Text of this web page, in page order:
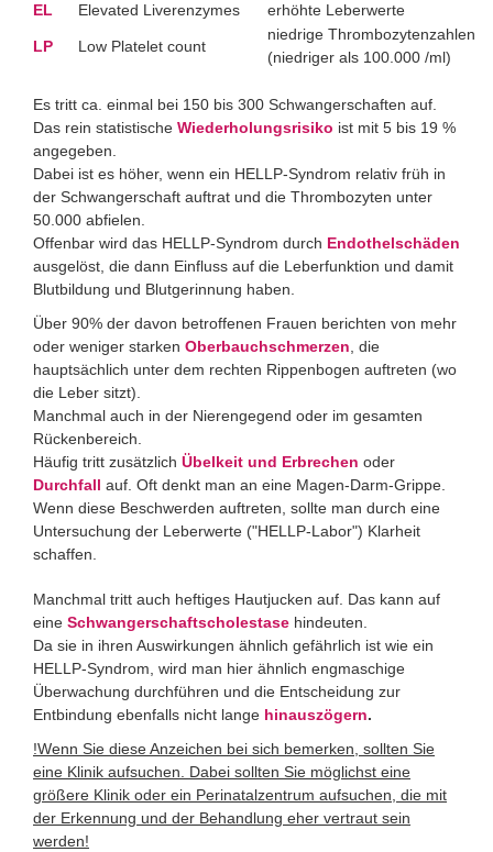
EL
Elevated Liverenzymes erhöhte Leberwerte
LP Low Platelet count
niedrige Thrombozytenzahlen
(niedriger als 100.000 /ml)
Es tritt ca. einmal bei 150 bis 300 Schwangerschaften auf.
Das rein statistische Wiederholungsrisiko ist mit 5 bis 19 %
angegeben.
Dabei ist es höher, wenn ein HELLP-Syndrom relativ früh in
der Schwangerschaft auftrat und die Thrombozyten unter
50.000 abfielen.
Offenbar wird das HELLP-Syndrom durch Endothelschäden
ausgelöst, die dann Einfluss auf die Leberfunktion und damit
Blutbildung und Blutgerinnung haben.
Über 90% der davon betroffenen Frauen berichten von mehr
oder weniger starken Oberbauchschmerzen, die
hauptsächlich unter dem rechten Rippenbogen auftreten (wo
die Leber sitzt).
Manchmal auch in der Nierengegend oder im gesamten
Rückenbereich.
Häufig tritt zusätzlich Übelkeit und Erbrechen oder
Durchfall auf. Oft denkt man an eine Magen-Darm-Grippe.
Wenn diese Beschwerden auftreten, sollte man durch eine
Untersuchung der Leberwerte ("HELLP-Labor") Klarheit
schaffen.
Manchmal tritt auch heftiges Hautjucken auf. Das kann auf
eine Schwangerschaftscholestase hindeuten.
Da sie in ihren Auswirkungen ähnlich gefährlich ist wie ein
HELLP-Syndrom, wird man hier ähnlich engmaschige
Überwachung durchführen und die Entscheidung zur
Entbindung ebenfalls nicht lange hinauszögern.
!Wenn Sie diese Anzeichen bei sich bemerken, sollten Sie
eine Klinik aufsuchen. Dabei sollten Sie möglichst eine
größere Klinik oder ein Perinatalzentrum aufsuchen, die mit
der Erkennung und der Behandlung eher vertraut sein
werden!